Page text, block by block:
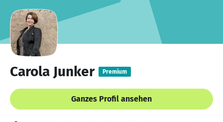
Carola Junker Premium
Ganzes Profil ansehen